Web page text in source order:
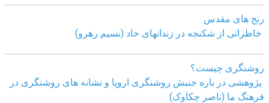
رنج های مقدس
خاطراتی از شکنجه در زندانهای خاد (نسیم رهرو)
روشنگری چیست؟
پژوهشی در باره جنبش روشنگری اروپا و نشانه های روشنگری در
فرهنگ ما (ناصر چکاوک)